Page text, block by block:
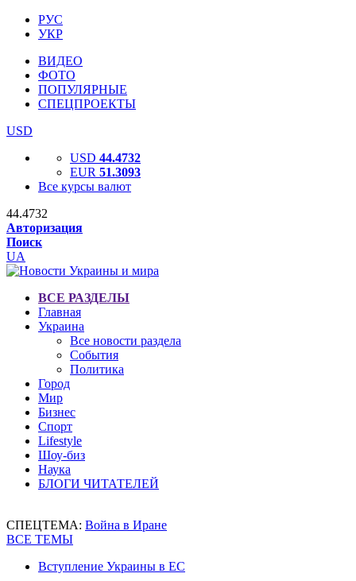
РУС
УКР
ВИДЕО
ФОТО
ПОПУЛЯРНЫЕ
СПЕЦПРОЕКТЫ
USD
USD 44.4732
EUR 51.3093
Все курсы валют
44.4732
Авторизация
Поиск
UA
ВСЕ РАЗДЕЛЫ
Главная
Украина
Все новости раздела
События
Политика
Город
Мир
Бизнес
Спорт
Lifestyle
Шоу-биз
Наука
БЛОГИ ЧИТАТЕЛЕЙ
СПЕЦТЕМА: Война в Иране
ВСЕ ТЕМЫ
Вступление Украины в ЕС